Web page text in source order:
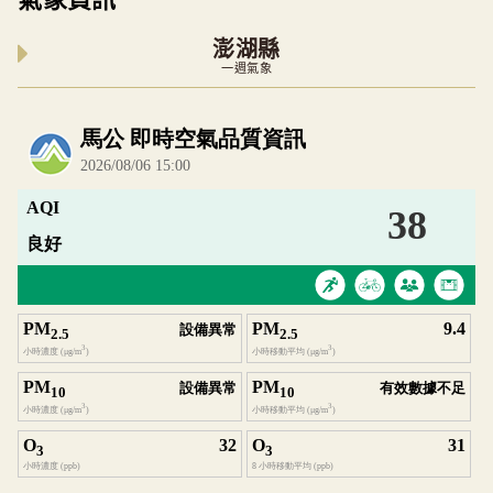
澎湖縣
一週氣象
內嵌空氣品質小工具為視覺預覽，完整即時空